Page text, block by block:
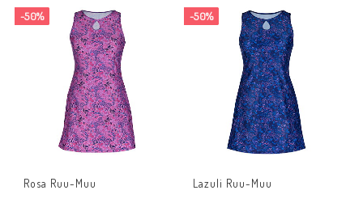
-50%
Rosa Ruu-Muu
-50%
Lazuli Ruu-Muu